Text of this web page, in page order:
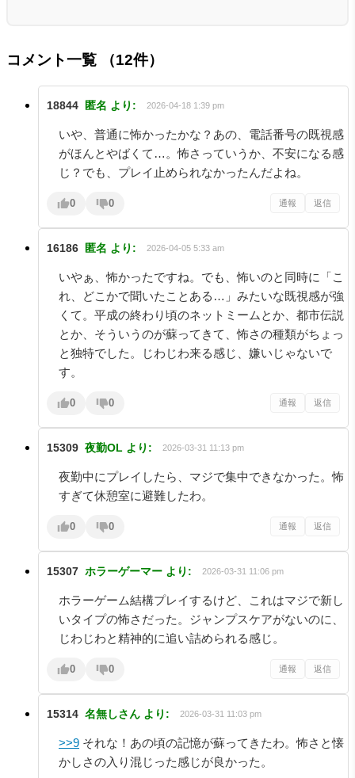
コメント一覧 （12件）
18844 匿名 より: 2026-04-18 1:39 pm
いや、普通に怖かったかな？あの、電話番号の既視感
がほんとやばくて…。怖さっていうか、不安になる感
じ？でも、プレイ止められなかったんだよね。
0 0 通報 返信
16186 匿名 より: 2026-04-05 5:33 am
いやぁ、怖かったですね。でも、怖いのと同時に「こ
れ、どこかで聞いたことある…」みたいな既視感が強
くて。平成の終わり頃のネットミームとか、都市伝説
とか、そういうのが蘇ってきて、怖さの種類がちょっ
と独特でした。じわじわ来る感じ、嫌いじゃないで
す。
0 0 通報 返信
15309 夜勤OL より: 2026-03-31 11:13 pm
夜勤中にプレイしたら、マジで集中できなかった。怖
すぎて休憩室に避難したわ。
0 0 通報 返信
15307 ホラーゲーマー より: 2026-03-31 11:06 pm
ホラーゲーム結構プレイするけど、これはマジで新し
いタイプの怖さだった。ジャンプスケアがないのに、
じわじわと精神的に追い詰められる感じ。
0 0 通報 返信
15314 名無しさん より: 2026-03-31 11:03 pm
>>9 それな！あの頃の記憶が蘇ってきたわ。怖さと懐
かしさの入り混じった感じが良かった。